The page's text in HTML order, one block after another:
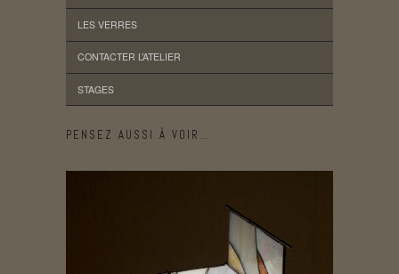
LES VERRES
CONTACTER L’ATELIER
STAGES
PENSEZ AUSSI À VOIR…